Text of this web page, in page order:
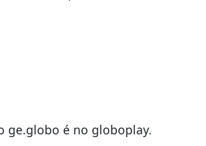
ge.globo é no globoplay.